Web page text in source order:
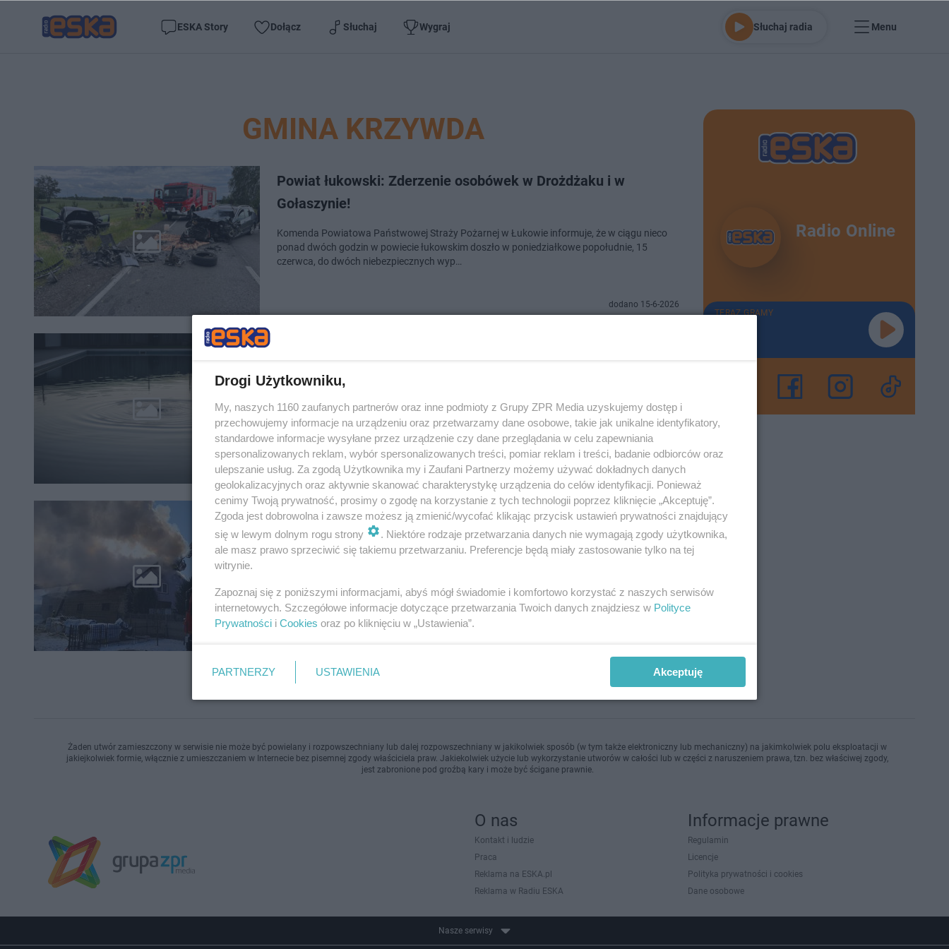
ESKA Story Dołącz Słuchaj Wygraj Słuchaj radia Menu
GMINA KRZYWDA
Powiat łukowski: Zderzenie osobówek w Drożdżaku i w
Gołaszynie!
Komenda Powiatowa Państwowej Straży Pożarnej w Łukowie informuje, że w ciągu nieco
ponad dwóch godzin w powiecie łukowskim doszło w poniedziałkowe popołudnie, 15
czerwca, do dwóch niebezpiecznych wyp…
dodano 15-6-2026
basenie
basenie w miejscowości Zimna Woda w powiecie łukowskim. Na miejsce zdarzenia w gminie
Krzywda szybko przybyli straża…
dodano 23-4-2026
Powiat łukowski: pożar budynku gospodarczego w Podosiu
W miejscowości Podosie na terenie powiatu łukowskiego doszło dziś (we wtorek, 18 lutego)
Radio Online
TERAZ GRAMY
Żaden utwór zamieszczony w serwisie nie może być powielany i rozpowszechniany lub dalej rozpowszechniany w jakikolwiek sposób (w tym także elektroniczny lub mechaniczny) na jakimkolwiek polu eksploatacji w
jakiejkolwiek formie, włącznie z umieszczaniem w Internecie bez pisemnej zgody właściciela praw. Jakiekolwiek użycie lub wykorzystanie utworów w całości lub w części z naruszeniem prawa, tzn. bez właściwej zgody,
jest zabronione pod groźbą kary i może być ścigane prawnie.
O nas
Kontakt i ludzie
Praca
Reklama na ESKA.pl
Reklama w Radiu ESKA
Informacje prawne
Regulamin
Licencje
Polityka prywatności i cookies
Dane osobowe
Nasze serwisy
Drogi Użytkowniku,
My, naszych 1160 zaufanych partnerów oraz inne podmioty z Grupy ZPR Media uzyskujemy dostęp i
przechowujemy informacje na urządzeniu oraz przetwarzamy dane osobowe, takie jak unikalne identyfikatory,
standardowe informacje wysyłane przez urządzenie czy dane przeglądania w celu zapewniania
spersonalizowanych reklam, wybór spersonalizowanych treści, pomiar reklam i treści, badanie odbiorców oraz
ulepszanie usług. Za zgodą Użytkownika my i Zaufani Partnerzy możemy używać dokładnych danych
geolokalizacyjnych oraz aktywnie skanować charakterystykę urządzenia do celów identyfikacji. Ponieważ
cenimy Twoją prywatność, prosimy o zgodę na korzystanie z tych technologii poprzez kliknięcie „Akceptuję”.
Zgoda jest dobrowolna i zawsze możesz ją zmienić/wycofać klikając przycisk ustawień prywatności znajdujący
się w lewym dolnym rogu strony
. Niektóre rodzaje przetwarzania danych nie wymagają zgody użytkownika,
ale masz prawo sprzeciwić się takiemu przetwarzaniu. Preferencje będą miały zastosowanie tylko na tej
witrynie.
Zapoznaj się z poniższymi informacjami, abyś mógł świadomie i komfortowo korzystać z naszych serwisów
internetowych. Szczegółowe informacje dotyczące przetwarzania Twoich danych znajdziesz w Polityce
Prywatności i Cookies oraz po kliknięciu w „Ustawienia”.
PARTNERZY USTAWIENIA Akceptuję